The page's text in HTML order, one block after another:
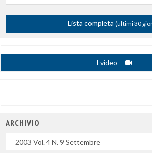
Lista completa (ultimi 30
I video
ARCHIVIO